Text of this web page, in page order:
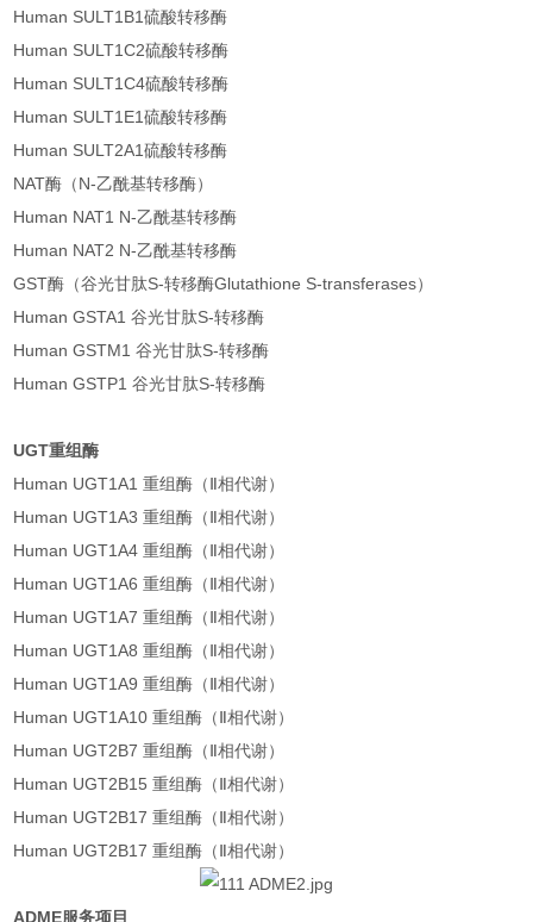
Human SULT1B1硫酸转移酶
Human SULT1C2硫酸转移酶
Human SULT1C4硫酸转移酶
Human SULT1E1硫酸转移酶
Human SULT2A1硫酸转移酶
NAT酶（N-乙酰基转移酶）
Human NAT1 N-乙酰基转移酶
Human NAT2 N-乙酰基转移酶
GST酶（谷光甘肽S-转移酶Glutathione S-transferases）
Human GSTA1 谷光甘肽S-转移酶
Human GSTM1 谷光甘肽S-转移酶
Human GSTP1 谷光甘肽S-转移酶
UGT重组酶
Human UGT1A1 重组酶（Ⅱ相代谢）
Human UGT1A3 重组酶（Ⅱ相代谢）
Human UGT1A4 重组酶（Ⅱ相代谢）
Human UGT1A6 重组酶（Ⅱ相代谢）
Human UGT1A7 重组酶（Ⅱ相代谢）
Human UGT1A8 重组酶（Ⅱ相代谢）
Human UGT1A9 重组酶（Ⅱ相代谢）
Human UGT1A10 重组酶（Ⅱ相代谢）
Human UGT2B7 重组酶（Ⅱ相代谢）
Human UGT2B15 重组酶（Ⅱ相代谢）
Human UGT2B17 重组酶（Ⅱ相代谢）
Human UGT2B17 重组酶（Ⅱ相代谢）
ADME服务项目